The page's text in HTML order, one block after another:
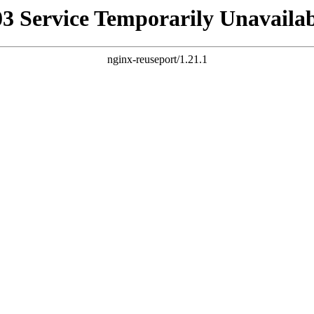
Service Temporarily
nginx-reuseport/1.21.1